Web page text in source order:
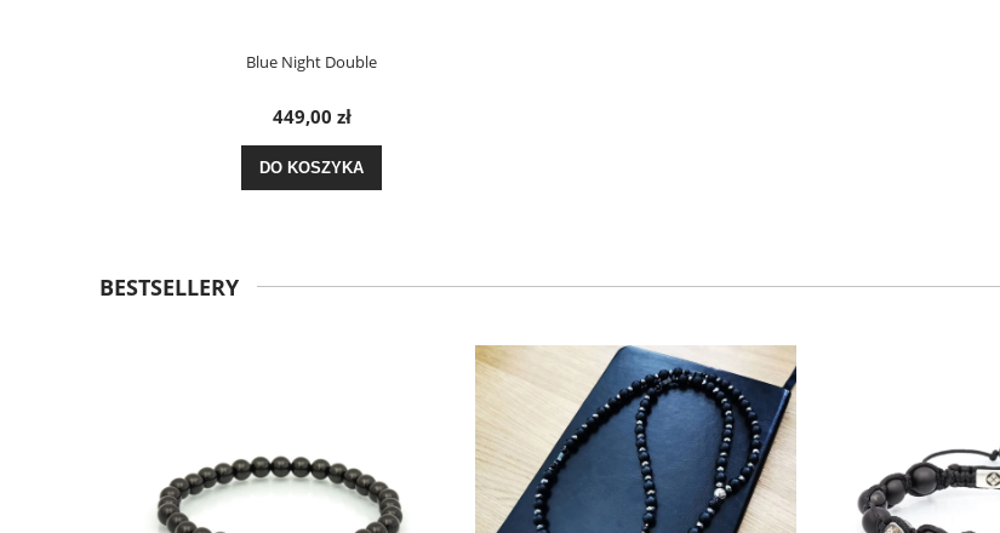
Blue Night Double
449,00 zł
DO KOSZYKA
BESTSELLERY